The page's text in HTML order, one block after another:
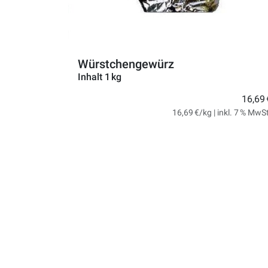
Würstchengewürz
Inhalt 1 kg
16,69
16,69 €/kg | inkl. 7 %